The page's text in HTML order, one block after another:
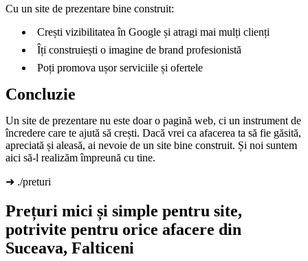
Cu un site de prezentare bine construit:
Crești vizibilitatea în Google și atragi mai mulți clienți
Îți construiești o imagine de brand profesionistă
Poți promova ușor serviciile și ofertele
Concluzie
Un site de prezentare nu este doar o pagină web, ci un instrument de
încredere care te ajută să crești. Dacă vrei ca afacerea ta să fie găsită,
apreciată și aleasă, ai nevoie de un site bine construit. Și noi suntem
aici să-l realizăm împreună cu tine.
➜ ./preturi
Prețuri mici și simple pentru site,
potrivite pentru orice afacere din
Suceava, Falticeni